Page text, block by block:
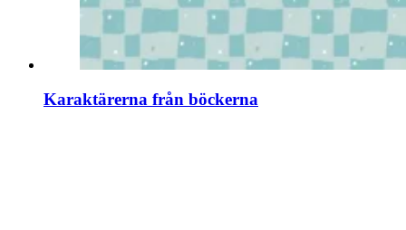
Karaktärerna från böckerna